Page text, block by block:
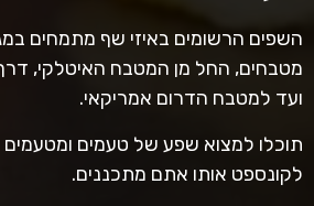
השפים הרשומים באיזי שף מתמחים
מטבחים, החל מן המטבח האיטלקי,
ועד למטבח הדרום אמריקאי.
תוכלו למצוא שפע של טעמים ומטעמים
לקונספט אותו אתם מתכננים.